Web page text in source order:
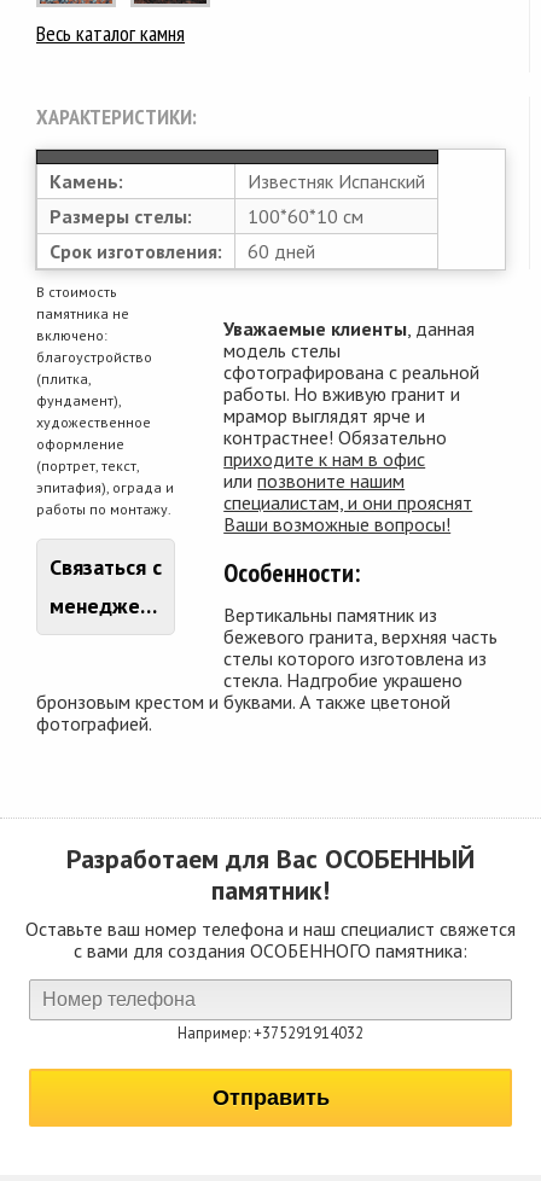
Весь каталог камня
ХАРАКТЕРИСТИКИ:
Камень:
Известняк Испанский
Размеры стелы:
100*60*10 см
Срок изготовления:
60 дней
В стоимость
памятника не
включено:
благоустройство
(плитка,
фундамент),
художественное
оформление
(портрет, текст,
эпитафия), ограда и
работы по монтажу.
Связаться с
менеджером
Уважаемые клиенты , данная
модель стелы
сфотографирована с реальной
работы. Но вживую гранит и
мрамор выглядят ярче и
контрастнее! Обязательно
приходите к нам в офис
илипозвоните нашим
специалистам, и они прояснят
Ваши возможные вопросы!
Особенности:
Вертикальны памятник из
бежевого гранита, верхняя часть
стелы которого изготовлена из
стекла. Надгробие украшено
бронзовым крестом и буквами. А также цветоной
фотографией.
Разработаем для Вас ОСОБЕННЫЙ
памятник!
Оставьте ваш номер телефона и наш специалист свяжется
с вами для создания ОСОБЕННОГО памятника:
Например: +375291914032